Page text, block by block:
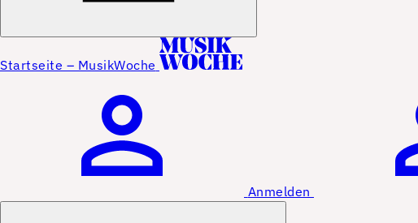
Startseite – MusikWoche
Anmelden